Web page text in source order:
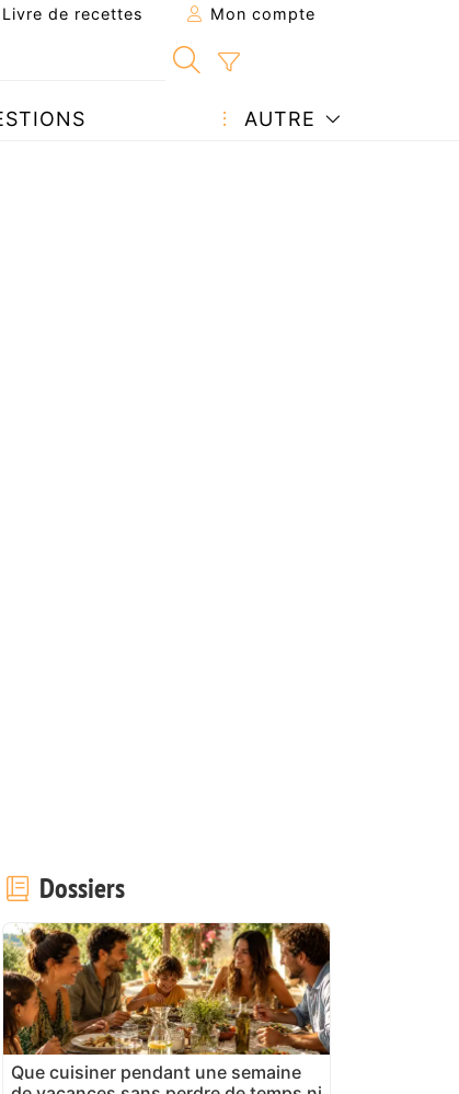
Livre de recettes Mon compte
AUTRE
à un ami
page
question à l'auteur
votre photo de cette
Dossiers
Que cuisiner pendant une semaine